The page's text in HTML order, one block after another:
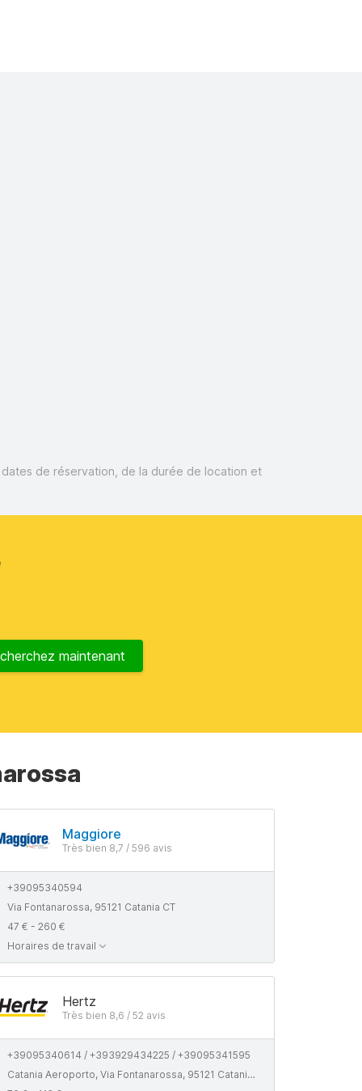
de réservation, de la durée de location et
maintenant
Maggiore
Très bien 8,7 / 596 avis
+39095340594
Via Fontanarossa, 95121 Catania CT
47 € - 260 €
Horaires de travail
Hertz
Très bien 8,6 / 52 avis
+39095340614 / +393929434225 / +39095341595
Catania Aeroporto, Via Fontanarossa, 95121 Catania CT, Italy